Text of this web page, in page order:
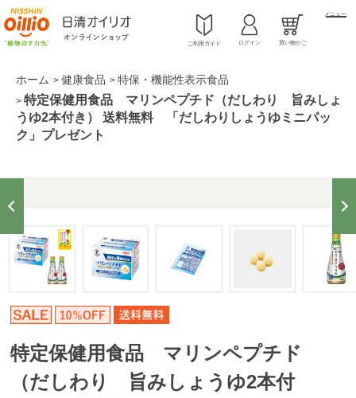
ご利用ガイド ログイン 買い物かご
メニュー
ホーム > 健康食品 > 特保・機能性表示食品
> 特定保健用食品 マリンペプチド（だしわり 旨みしょ
うゆ2本付き） 送料無料 「だしわりしょうゆミニパッ
ク」プレゼント
特定保健用食品 マリンペプチド
（だしわり 旨みしょうゆ2本付